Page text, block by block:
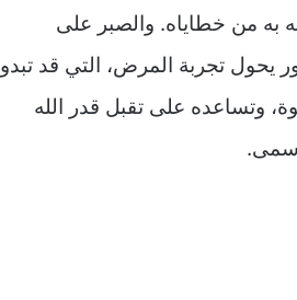
به من خطاياه. والصبر على
يحول تجربة المرض، التي قد تبدو
وتساعده على تقبل قدر الله